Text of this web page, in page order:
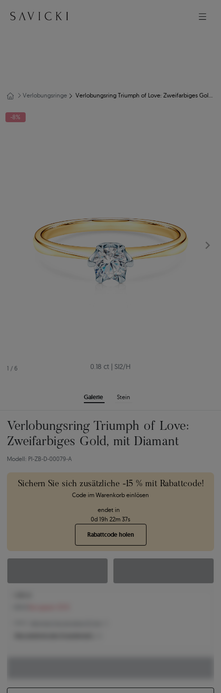
Verlobungsringe Verlobungsring Triumph of Love: Zweifarbiges Gold, mit Diamant
1 / 6
Galerie Stein
-8%
0.18 ct | SI2/H
Verlobungsring Triumph of Love:
Zweifarbiges Gold, mit Diamant
Modell: PI-ZB-D-00079-A
Sichern Sie sich zusätzliche -15 % mit Rabattcode!
Code im Warenkorb einlösen
endet in
0d 19h 22m 36s
Rabattcode holen